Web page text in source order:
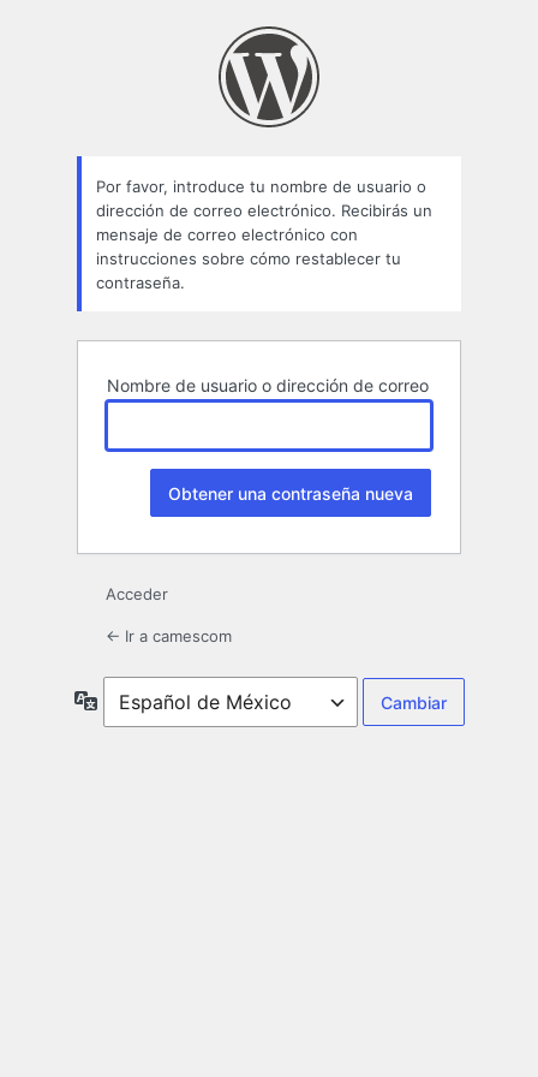
Por favor, introduce tu nombre de usuario o
dirección de correo electrónico. Recibirás un
mensaje de correo electrónico con
instrucciones sobre cómo restablecer tu
contraseña.
Nombre de usuario o dirección de correo
Acceder
← Ir a camescom
Idioma